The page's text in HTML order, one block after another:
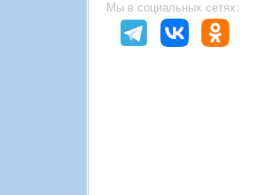
Мы в социальных сетях: